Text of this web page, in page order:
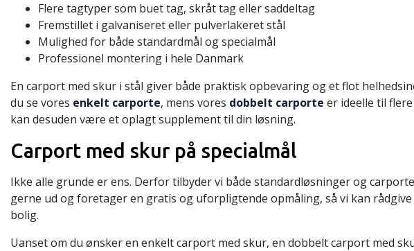
Flere tagtyper som buet tag, skråt tag eller saddeltag
Fremstillet i galvaniseret eller pulverlakeret stål
Mulighed for både standardmål og specialmål
Professionel montering i hele Danmark
En carport med skur i stål giver både praktisk opbevaring og et flot
du se vores enkelt carporte, mens vores dobbelt carporte er ideelle til
kan desuden være et oplagt supplement til din løsning.
Carport med skur på specialmål
Ikke alle grunde er ens. Derfor tilbyder vi både standardløsninger og
gerne ud og foretager en gratis og uforpligtende opmåling, så vi kan
bolig.
Uanset om du ønsker en enkelt carport med skur, en dobbelt carport med